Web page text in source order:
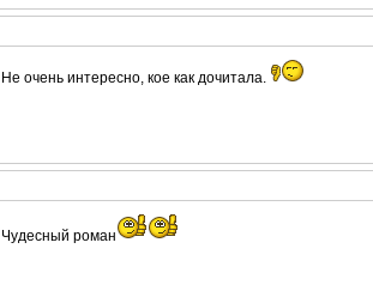
Не очень интересно, кое как дочитала.
Чудесный роман